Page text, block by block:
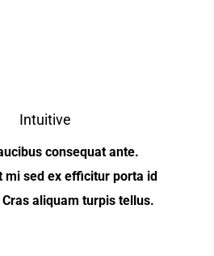
Intuitive
consequat ante.
mi sed ex efficitur porta id
aliquam turpis tellus.